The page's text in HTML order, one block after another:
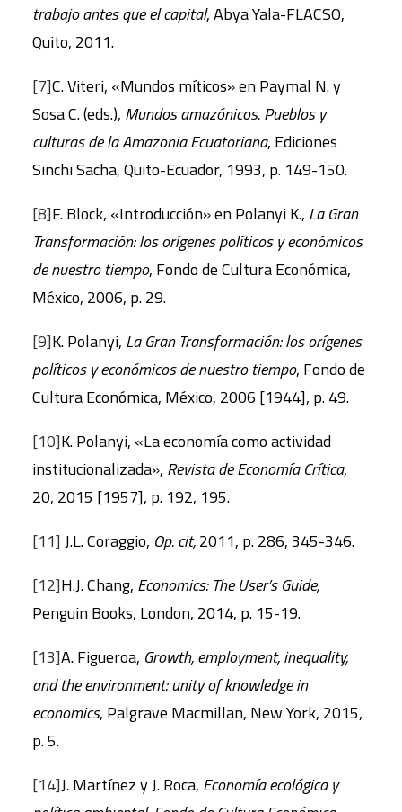
trabajo antes que el capital, Abya Yala-FLACSO,
Quito, 2011.
[7]C. Viteri, «Mundos míticos» en Paymal N. y
Sosa C. (eds.), Mundos amazónicos. Pueblos y
culturas de la Amazonia Ecuatoriana, Ediciones
Sinchi Sacha, Quito-Ecuador, 1993, p. 149-150.
[8]F. Block, «Introducción» en Polanyi K., La Gran
Transformación: los orígenes políticos y económicos
de nuestro tiempo, Fondo de Cultura Económica,
México, 2006, p. 29.
[9]K. Polanyi, La Gran Transformación: los orígenes
políticos y económicos de nuestro tiempo, Fondo de
Cultura Económica, México, 2006 [1944], p. 49.
[10]K. Polanyi, «La economía como actividad
institucionalizada», Revista de Economía Crítica,
20, 2015 [1957], p. 192, 195.
[11] J.L. Coraggio, Op. cit,2011, p. 286, 345-346.
[12]H.J. Chang, Economics: The User’s Guide,
Penguin Books, London, 2014, p. 15-19.
[13]A. Figueroa, Growth, employment, inequality,
and the environment: unity of knowledge in
economics, Palgrave Macmillan, New York, 2015,
p. 5.
[14]J. Martínez y J. Roca, Economía ecológica y